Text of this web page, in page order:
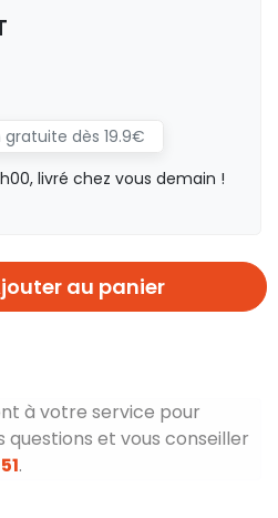
gratuite dès 19.9€
livré chez vous demain !
au panier
à votre service pour
questions et vous conseiller
.